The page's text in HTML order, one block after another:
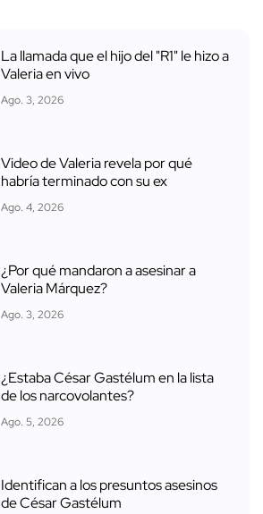
La llamada que el hijo del "R1" le hizo a
Valeria en vivo
Ago. 3, 2026
Video de Valeria revela por qué
habría terminado con su ex
Ago. 4, 2026
¿Por qué mandaron a asesinar a
Valeria Márquez?
Ago. 3, 2026
¿Estaba César Gastélum en la lista
de los narcovolantes?
Ago. 5, 2026
Identifican a los presuntos asesinos
de César Gastélum